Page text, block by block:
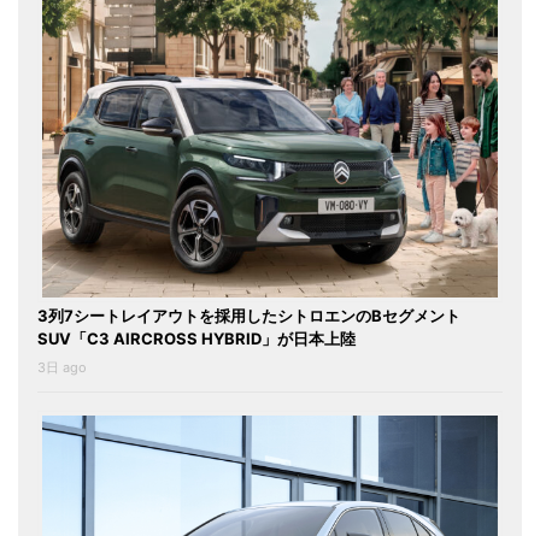
3列7シートレイアウトを採用したシトロエンのBセグメント
SUV「C3 AIRCROSS HYBRID」が日本上陸
3日 ago